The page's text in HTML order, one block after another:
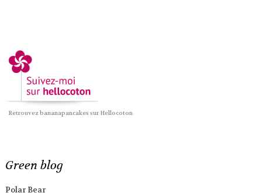
Retrouvez bananapancakes sur Hellocoton
Green blog
Polar Bear